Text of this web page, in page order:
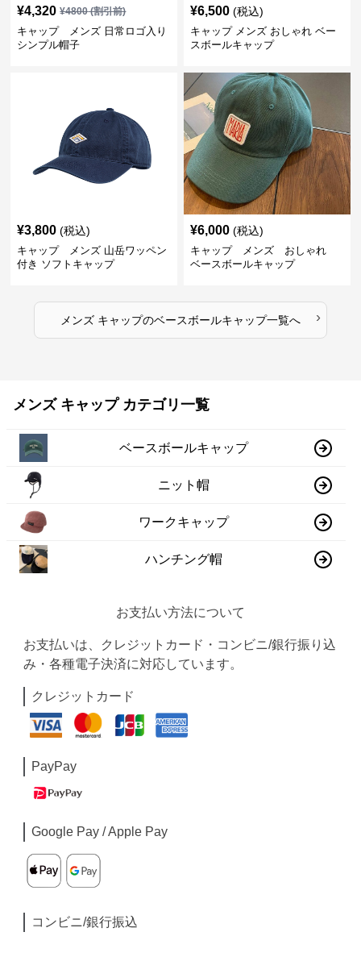
¥4,320 ¥4800(割引前)
キャップ メンズ 日常ロゴ入り
シンプル帽子
¥6,500 (税込)
キャップ メンズ おしゃれ ベー
スボールキャップ
¥3,800 (税込)
キャップ メンズ 山岳ワッペン
付き ソフトキャップ
¥6,000 (税込)
キャップ メンズ おしゃれ
ベースボールキャップ
メンズ キャップのベースボールキャップ一覧へ ›
メンズ キャップ カテゴリ一覧
ベースボールキャップ
ニット帽
ワークキャップ
ハンチング帽
お支払い方法について
お支払いは、クレジットカード・コンビニ/銀行振り込
み・各種電子決済に対応しています。
クレジットカード
PayPay
Google Pay / Apple Pay
コンビニ/銀行振込